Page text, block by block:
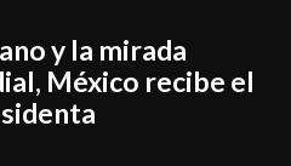
y la mirada
México recibe el